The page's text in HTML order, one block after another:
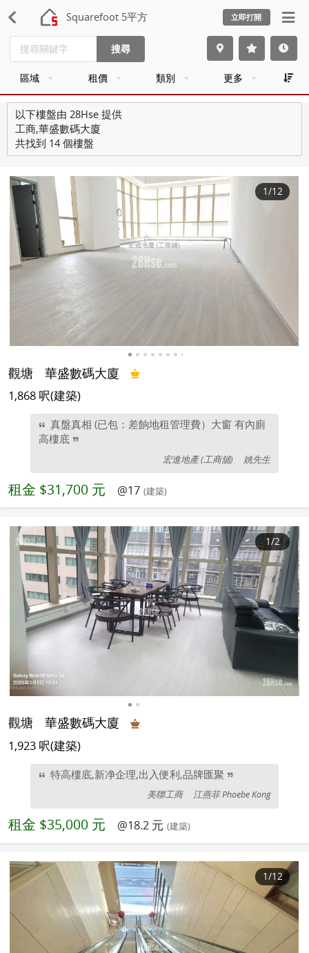
Squarefoot 5平方 立即打開
搜尋
區域 租價 類別 更多
以下樓盤由 28Hse 提供
工商,華盛數碼大廈
共找到 14 個樓盤
1/12
觀塘 華盛數碼大廈
1,868 呎(建築)
真盤真相 (已包：差餉地租管理費）大窗 有內廁
高樓底
宏進地產 (工商舖) 姚先生
租金 $31,700 元 @17 (建築)
1/2
觀塘 華盛數碼大廈
1,923 呎(建築)
特高樓底,新净企理,出入便利,品牌匯聚
美聯工商 江燕菲 Phoebe Kong
租金 $35,000 元 @18.2 元 (建築)
1/12